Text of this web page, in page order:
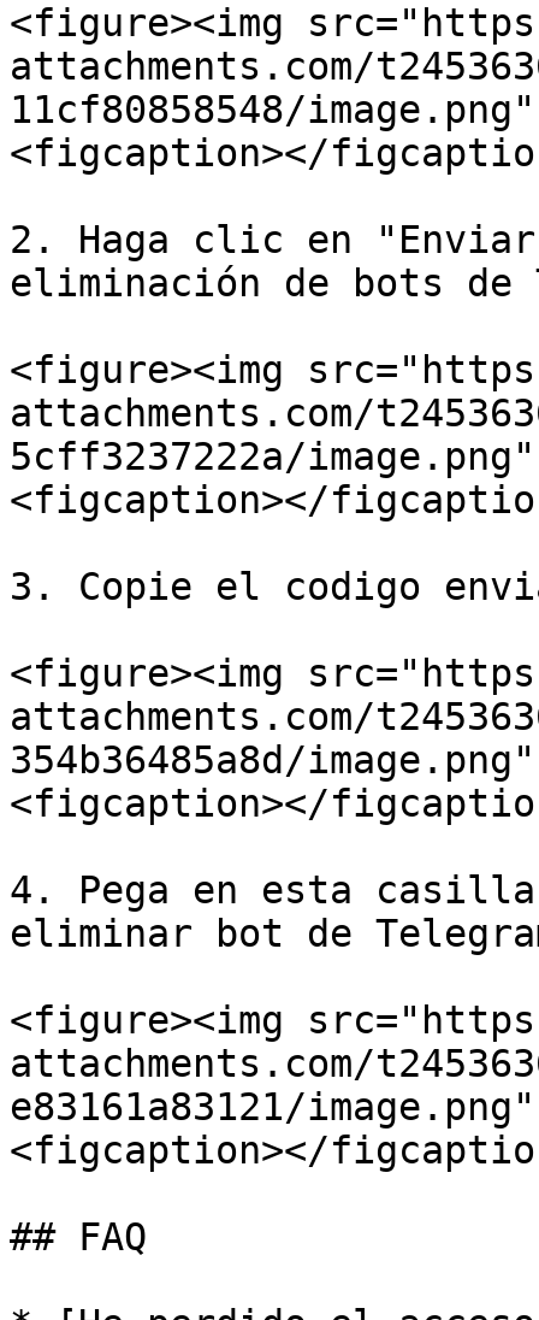
<figure><img
attachments.com/
11cf80858548/
<figcaption></
2. Haga clic en
eliminación de bots de
<figure><img
attachments.com/
5cff3237222a/
<figcaption></
3. Copie el codigo
<figure><img
attachments.com/
354b36485a8d/
<figcaption></
4. Pega en esta
eliminar bot de
<figure><img
attachments.com/
e83161a83121/
<figcaption></
## FAQ